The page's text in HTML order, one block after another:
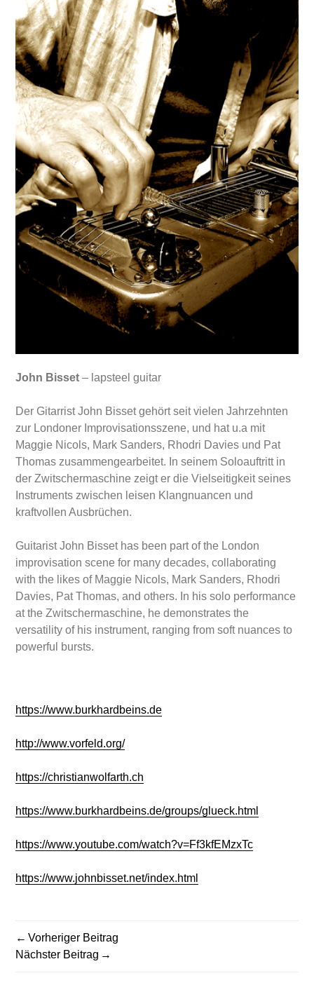
John Bisset – lapsteel guitar
Der Gitarrist John Bisset gehört seit vielen Jahrzehnten
zur Londoner Improvisationsszene, und hat u.a mit
Maggie Nicols, Mark Sanders, Rhodri Davies und Pat
Thomas zusammengearbeitet. In seinem Soloauftritt in
der Zwitschermaschine zeigt er die Vielseitigkeit seines
Instruments zwischen leisen Klangnuancen und
kraftvollen Ausbrüchen.
Guitarist John Bisset has been part of the London
improvisation scene for many decades, collaborating
with the likes of Maggie Nicols, Mark Sanders, Rhodri
Davies, Pat Thomas, and others. In his solo performance
at the Zwitschermaschine, he demonstrates the
versatility of his instrument, ranging from soft nuances to
powerful bursts.
https://www.burkhardbeins.de
http://www.vorfeld.org/
https://christianwolfarth.ch
https://www.burkhardbeins.de/groups/glueck.html
https://www.youtube.com/watch?v=Ff3kfEMzxTc
https://www.johnbisset.net/index.html
BEITRAGSNAVIGATION
Vorheriger Beitrag
Nächster Beitrag